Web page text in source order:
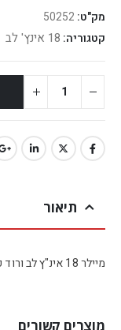
מק"ט: 50252
קטגוריה: 18 אינץ' לב
תיאור
מיילר 18 אינ"ץ לב ורוד פוקסיה *חבילה של 50 יח'*
מוצרים קשורים